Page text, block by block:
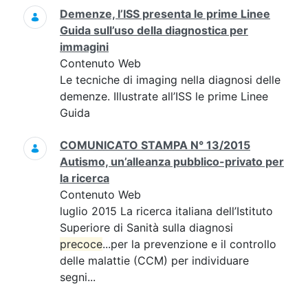
Demenze, l’ISS presenta le prime Linee
Guida sull’uso della diagnostica per
immagini
Contenuto Web
Le tecniche di imaging nella diagnosi delle
demenze. Illustrate all’ISS le prime Linee
Guida
COMUNICATO STAMPA N° 13/2015
Autismo, un’alleanza pubblico-privato per
la ricerca
Contenuto Web
luglio 2015 La ricerca italiana dell’Istituto
Superiore di Sanità sulla diagnosi
precoce...per la prevenzione e il controllo
delle malattie (CCM) per individuare
segni...